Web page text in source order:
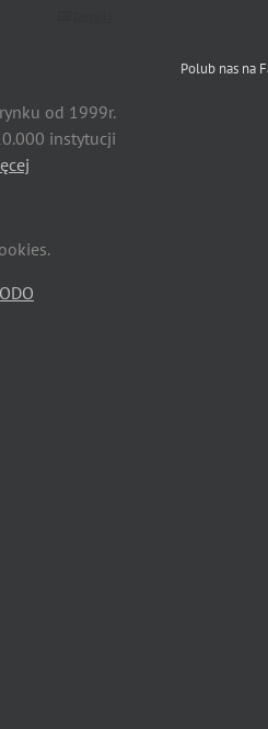
od 1999r.
instytucji
Polub nas na